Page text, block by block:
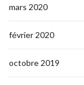
mars 2020
février 2020
octobre 2019